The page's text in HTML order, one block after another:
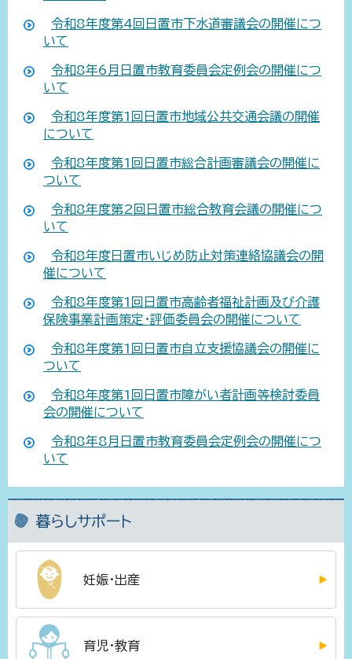
令和8年度第4回日置市下水道審議会の開催につ
いて
令和8年6月日置市教育委員会定例会の開催につ
いて
令和8年度第1回日置市地域公共交通会議の開催
について
令和8年度第1回日置市総合計画審議会の開催に
ついて
令和8年度第2回日置市総合教育会議の開催につ
いて
令和8年度日置市いじめ防止対策連絡協議会の開
催について
令和8年度第1回日置市高齢者福祉計画及び介護
保険事業計画策定・評価委員会の開催について
令和8年度第1回日置市自立支援協議会の開催に
ついて
令和8年度第1回日置市障がい者計画等検討委員
会の開催について
令和8年8月日置市教育委員会定例会の開催につ
いて
暮らしサポート
妊娠・出産
育児・教育